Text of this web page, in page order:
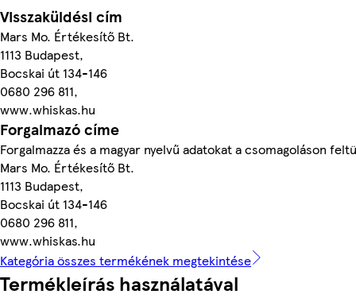
Visszaküldési cím
Mars Mo. Értékesítő Bt.
1113 Budapest,
Bocskai út 134-146
0680 296 811,
www.whiskas.hu
Forgalmazó címe
Forgalmazza és a magyar nyelvű adatokat a csomagoláson
Mars Mo. Értékesítő Bt.
1113 Budapest,
Bocskai út 134-146
0680 296 811,
www.whiskas.hu
Kategória összes termékének megtekintése
Termékleírás használatával